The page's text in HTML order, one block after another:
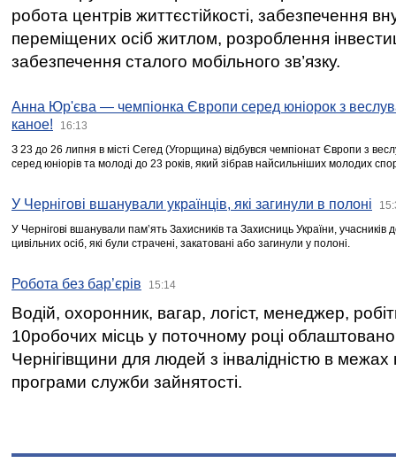
робота центрів життєстійкості, забезпечення
переміщених осіб житлом, розроблення
забезпечення сталого мобільного зв’язку.
Анна Юр'єва — чемпіонка Європи серед юніорок з
каное!
16:13
З 23 до 26 липня в місті Сегед (Угорщина) відбувся чемпіонат Європи з
серед юніорів та молоді до 23 років, який зібрав найсильніших молодих
У Чернігові вшанували українців, які загинули в полоні
У Чернігові вшанували пам’ять Захисників та Захисниць України,
цивільних осіб, які були страчені, закатовані або загинули у полоні.
Робота без бар’єрів 15:14
Водій, охоронник, вагар, логіст, менеджер,
10робочих місць у поточному році
Чернігівщини для людей з інвалідністю в межах
програми служби зайнятості.